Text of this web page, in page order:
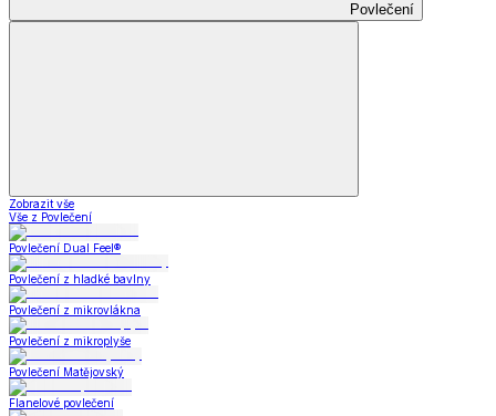
Povlečení
Zobrazit vše
Vše z Povlečení
Povlečení Dual Feel®
Povlečení z hladké bavlny
Povlečení z mikrovlákna
Povlečení z mikroplyše
Povlečení Matějovský
Flanelové povlečení